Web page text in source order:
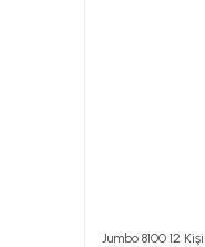
Jumbo 8100 12